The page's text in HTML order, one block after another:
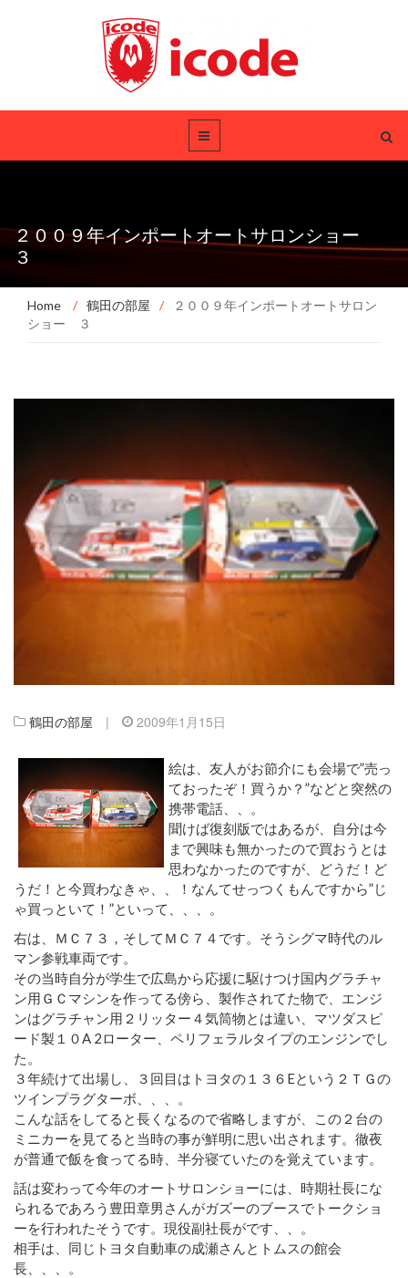
２００９年インポートオートサロンショー
３
Home / 鶴田の部屋 /
２００９年インポートオートサロン
ショー ３
鶴田の部屋 | 2009年1月15日
絵は、友人がお節介にも会場で”売っ
ておったぞ！買うか？”などと突然の
携帯電話、、。
聞けば復刻版ではあるが、自分は今
まで興味も無かったので買おうとは
思わなかったのですが、どうだ！ど
うだ！と今買わなきゃ、、！なんてせっつくもんですから”じ
ゃ買っといて！”といって、、、。
右は、ＭＣ７３，そしてＭＣ７４です。そうシグマ時代のル
マン参戦車両です。
その当時自分が学生で広島から応援に駆けつけ国内グラチャ
ン用ＧＣマシンを作ってる傍ら、製作されてた物で、エンジ
ンはグラチャン用２リッター４気筒物とは違い、マツダスピ
ード製１０A 2ローター、ペリフェラルタイプのエンジンでし
た。
３年続けて出場し、３回目はトヨタの１３６Eという２ＴＧの
ツインプラグターボ、、、。
こんな話をしてると長くなるので省略しますが、この２台の
ミニカーを見てると当時の事が鮮明に思い出されます。徹夜
が普通で飯を食ってる時、半分寝ていたのを覚えています。
話は変わって今年のオートサロンショーには、時期社長にな
られるであろう豊田章男さんがガズーのブースでトークショ
ーを行われたそうです。現役副社長がです、、。
相手は、同じトヨタ自動車の成瀬さんとトムスの館会
長、、、。